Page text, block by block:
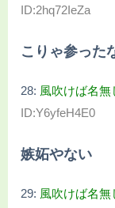
ID:2hq72IeZa
こりゃ参った
28: 風吹けば名無
ID:Y6yfeH4E0
嫉妬やない
29: 風吹けば名無